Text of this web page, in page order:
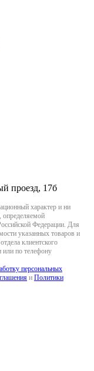
проезд, 17б
характер и ни
определяемой
Федерации. Для
указанных товаров и
клиентского
по телефону
персональных
и Политики